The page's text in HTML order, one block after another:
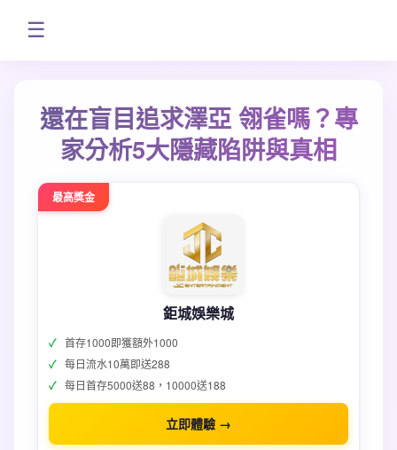
☰
還在盲目追求澤亞 翎雀嗎？專
家分析5大隱藏陷阱與真相
最高獎金
鉅城娛樂城
首存1000即獲額外1000
每日流水10萬即送288
每日首存5000送88，10000送188
立即體驗 →